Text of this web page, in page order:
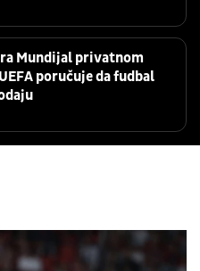
Mundijal privatnom
poručuje da fudbal